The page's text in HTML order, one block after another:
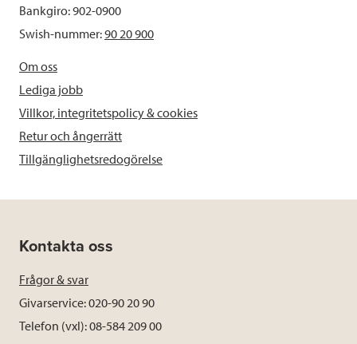
Bankgiro: 902-0900
Swish-nummer:90 20 900
Om oss
Lediga jobb
Villkor, integritetspolicy & cookies
Retur och ångerrätt
Tillgänglighetsredogörelse
Kontakta oss
Frågor & svar
Givarservice: 020-90 20 90
Telefon (vxl): 08-584 209 00